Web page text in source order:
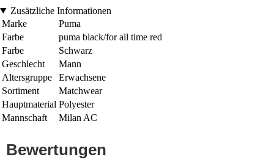
Zusätzliche Informationen
Marke
Puma
Farbe
puma black/for all time red
Farbe
Schwarz
Geschlecht
Mann
Altersgruppe
Erwachsene
Sortiment
Matchwear
Hauptmaterial Polyester
Mannschaft
Milan AC